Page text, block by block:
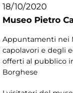
18/10/2020
Museo Pietro
Appuntamenti nei
capolavori e degli
offerti al pubblico
Borghese